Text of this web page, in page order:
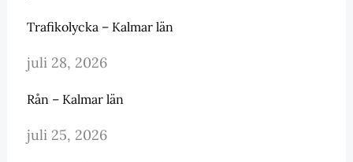
Trafikolycka – Kalmar län
juli 28, 2026
Rån – Kalmar län
juli 25, 2026